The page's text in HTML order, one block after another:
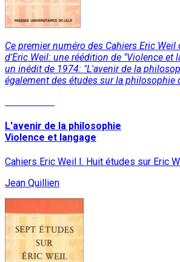
Ce premier numéro des Cahiers Eric
d'Eric Weil: une réédition de "Violence et
un inédit de 1974: "L'avenir de la
également des études sur la philosophie
L'avenir de la philosophie
Violence et langage
Cahiers Eric Weil I. Huit études sur Eric
Jean Quillien